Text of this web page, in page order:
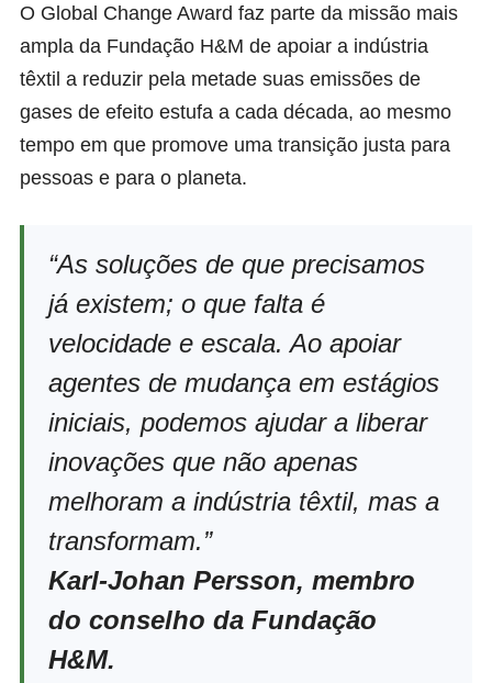
O Global Change Award faz parte da missão mais
ampla da Fundação H&M de apoiar a indústria
têxtil a reduzir pela metade suas emissões de
gases de efeito estufa a cada década, ao mesmo
tempo em que promove uma transição justa para
pessoas e para o planeta.
“As soluções de que precisamos
já existem; o que falta é
velocidade e escala. Ao apoiar
agentes de mudança em estágios
iniciais, podemos ajudar a liberar
inovações que não apenas
melhoram a indústria têxtil, mas a
transformam.”
Karl-Johan Persson, membro
do conselho da Fundação
H&M.